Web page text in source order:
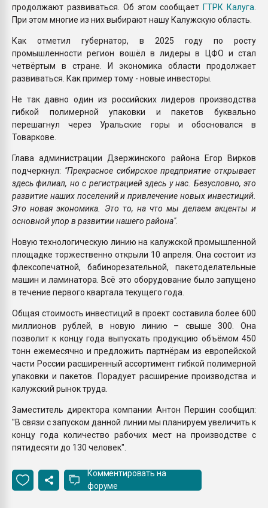
продолжают развиваться. Об этом сообщает ГТРК Калуга
При этом многие из них выбирают нашу Калужскую область.
Как отметил губернатор, в 2025 году по росту
промышленности регион вошёл в лидеры в ЦФО и стал
четвёртым в стране. И экономика области продолжает
развиваться. Как пример тому - новые инвесторы.
Не так давно один из российских лидеров производства
гибкой полимерной упаковки и пакетов буквально
перешагнул через Уральские горы и обосновался в
Товаркове.
Глава администрации Дзержинского района Егор Вирков
подчеркнул: "Прекрасное сибирское предприятие открывает
здесь филиал, но с регистрацией здесь у нас. Безусловно, это
развитие наших поселений и привлечение новых инвестиций.
Это новая экономика. Это то, на что мы делаем акценты и
основной упор в развитии нашего района".
Новую технологическую линию на калужской промышленной
площадке торжественно открыли 10 апреля. Она состоит из
флексопечатной, бабинорезательной, пакетоделательные
машин и ламинатора. Всё это оборудование было запущено
в течение первого квартала текущего года.
Общая стоимость инвестиций в проект составила более 600
миллионов рублей, в новую линию – свыше 300. Она
позволит к концу года выпускать продукцию объёмом 450
тонн ежемесячно и предложить партнёрам из европейской
части России расширенный ассортимент гибкой полимерной
упаковки и пакетов. Порадует расширение производства и
калужский рынок труда.
Заместитель директора компании Антон Першин сообщил:
"В связи с запуском данной линии мы планируем увеличить к
концу года количество рабочих мест на производстве с
пятидесяти до 130 человек".
Комментировать на
форуме